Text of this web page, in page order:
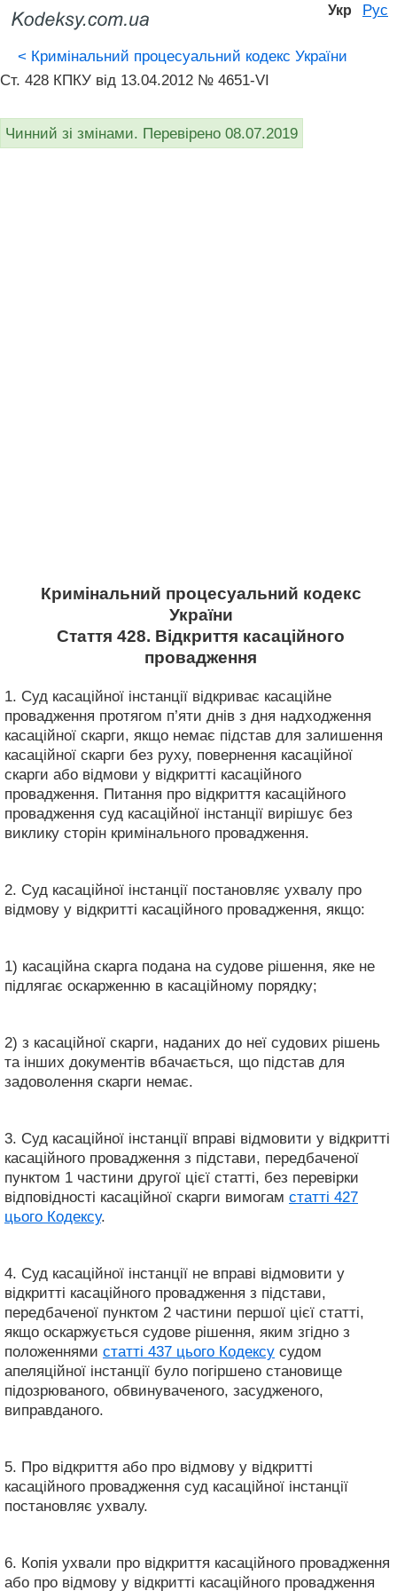
Укр Рус
< Кримінальний процесуальний кодекс України
Ст. 428 КПКУ від 13.04.2012 № 4651-VI
Чинний зі змінами. Перевірено 08.07.2019
Кримінальний процесуальний кодекс
України
Стаття 428. Відкриття касаційного
провадження
1. Суд касаційної інстанції відкриває касаційне
провадження протягом п’яти днів з дня надходження
касаційної скарги, якщо немає підстав для залишення
касаційної скарги без руху, повернення касаційної
скарги або відмови у відкритті касаційного
провадження. Питання про відкриття касаційного
провадження суд касаційної інстанції вирішує без
виклику сторін кримінального провадження.
2. Суд касаційної інстанції постановляє ухвалу про
відмову у відкритті касаційного провадження, якщо:
1) касаційна скарга подана на судове рішення, яке не
підлягає оскарженню в касаційному порядку;
2) з касаційної скарги, наданих до неї судових рішень
та інших документів вбачається, що підстав для
задоволення скарги немає.
3. Суд касаційної інстанції вправі відмовити у відкритті
касаційного провадження з підстави, передбаченої
пунктом 1 частини другої цієї статті, без перевірки
відповідності касаційної скарги вимогам статті 427
цього Кодексу.
4. Суд касаційної інстанції не вправі відмовити у
відкритті касаційного провадження з підстави,
передбаченої пунктом 2 частини першої цієї статті,
якщо оскаржується судове рішення, яким згідно з
положеннями статті 437 цього Кодексу судом
апеляційної інстанції було погіршено становище
підозрюваного, обвинуваченого, засудженого,
виправданого.
5. Про відкриття або про відмову у відкритті
касаційного провадження суд касаційної інстанції
постановляє ухвалу.
6. Копія ухвали про відкриття касаційного провадження
або про відмову у відкритті касаційного провадження